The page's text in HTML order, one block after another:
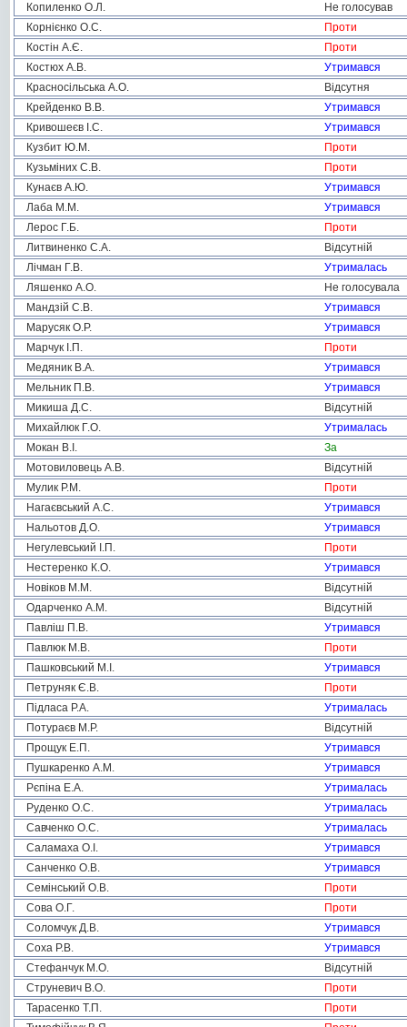
Копиленко О.Л.
Не голосував
Корнієнко О.С.
Проти
Костін А.Є.
Проти
Костюх А.В.
Утримався
Красносільська А.О.
Відсутня
Крейденко В.В.
Утримався
Кривошеєв І.С.
Утримався
Кузбит Ю.М.
Проти
Кузьміних С.В.
Проти
Кунаєв А.Ю.
Утримався
Лаба М.М.
Утримався
Лерос Г.Б.
Проти
Литвиненко С.А.
Відсутній
Лічман Г.В.
Утрималась
Ляшенко А.О.
Не голосувала
Мандзій С.В.
Утримався
Марусяк О.Р.
Утримався
Марчук І.П.
Проти
Медяник В.А.
Утримався
Мельник П.В.
Утримався
Микиша Д.С.
Відсутній
Михайлюк Г.О.
Утрималась
Мокан В.І.
За
Мотовиловець А.В.
Відсутній
Мулик Р.М.
Проти
Нагаєвський А.С.
Утримався
Нальотов Д.О.
Утримався
Негулевський І.П.
Проти
Нестеренко К.О.
Утримався
Новіков М.М.
Відсутній
Одарченко А.М.
Відсутній
Павліш П.В.
Утримався
Павлюк М.В.
Проти
Пашковський М.І.
Утримався
Петруняк Є.В.
Проти
Підласа Р.А.
Утрималась
Потураєв М.Р.
Відсутній
Прощук Е.П.
Утримався
Пушкаренко А.М.
Утримався
Рєпіна Е.А.
Утрималась
Руденко О.С.
Утрималась
Савченко О.С.
Утрималась
Саламаха О.І.
Утримався
Санченко О.В.
Утримався
Семінський О.В.
Проти
Сова О.Г.
Проти
Соломчук Д.В.
Утримався
Соха Р.В.
Утримався
Стефанчук М.О.
Відсутній
Струневич В.О.
Проти
Тарасенко Т.П.
Проти